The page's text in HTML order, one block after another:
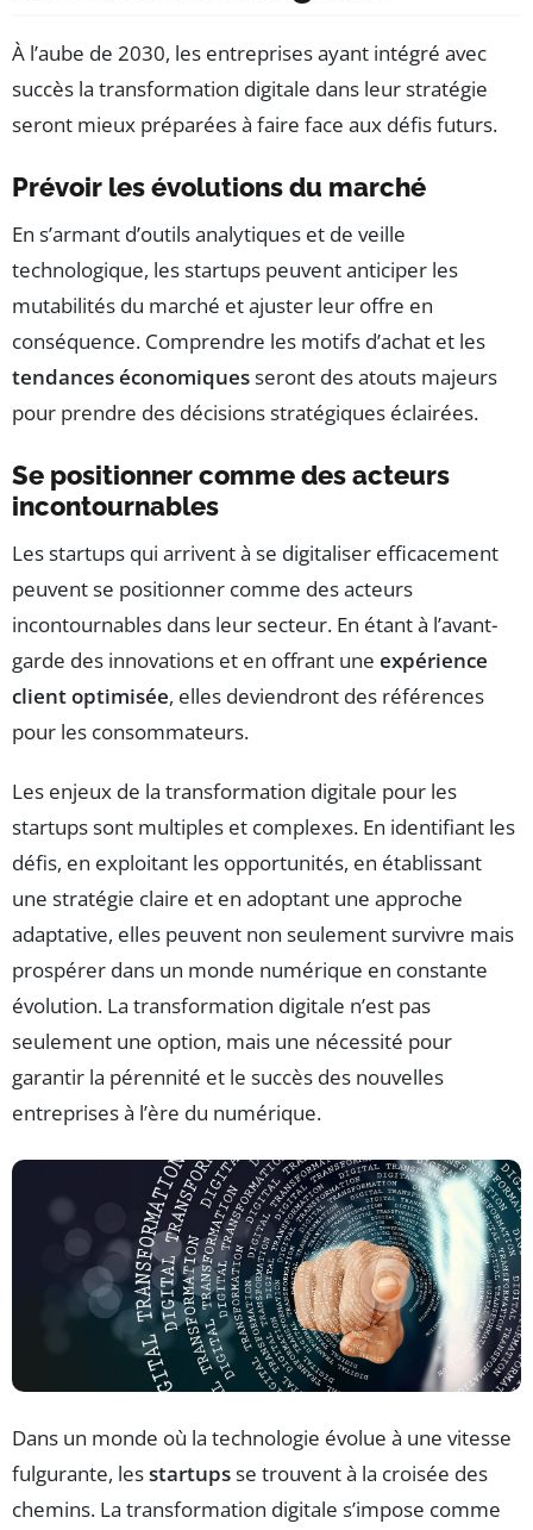
À l’aube de 2030, les entreprises ayant intégré avec
succès la transformation digitale dans leur stratégie
seront mieux préparées à faire face aux défis futurs.
Prévoir les évolutions du marché
En s’armant d’outils analytiques et de veille
technologique, les startups peuvent anticiper les
mutabilités du marché et ajuster leur offre en
conséquence. Comprendre les motifs d’achat et les
tendances économiquesseront des atouts majeurs
pour prendre des décisions stratégiques éclairées.
Se positionner comme des acteurs
incontournables
Les startups qui arrivent à se digitaliser efficacement
peuvent se positionner comme des acteurs
incontournables dans leur secteur. En étant à l’avant-
garde des innovations et en offrant une expérience
client optimisée, elles deviendront des références
pour les consommateurs.
Les enjeux de la transformation digitale pour les
startups sont multiples et complexes. En identifiant les
défis, en exploitant les opportunités, en établissant
une stratégie claire et en adoptant une approche
adaptative, elles peuvent non seulement survivre mais
prospérer dans un monde numérique en constante
évolution. La transformation digitale n’est pas
seulement une option, mais une nécessité pour
garantir la pérennité et le succès des nouvelles
entreprises à l’ère du numérique.
Dans un monde où la technologie évolue à une vitesse
fulgurante, lesstartupsse trouvent à la croisée des
chemins. La transformation digitale s’impose comme